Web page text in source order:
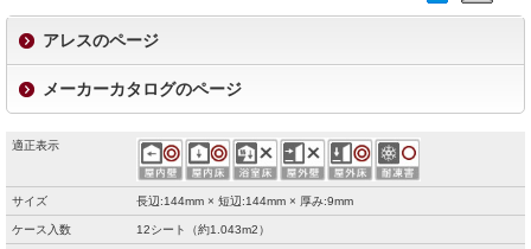
アレスのページ
メーカーカタログのページ
適正表示
サイズ 長辺:144mm × 短辺:144mm × 厚み:9mm
ケース入数 12シート（約1.043m2）